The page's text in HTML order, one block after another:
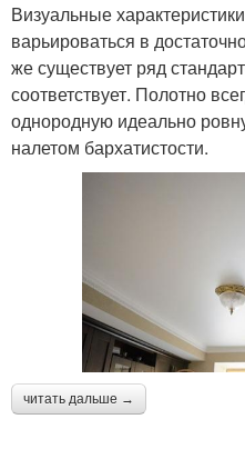
Визуальные
варьироваться в
же существует ряд
соответствует. Полотно
однородную идеально
налетом бархатистости.
читать дальше →